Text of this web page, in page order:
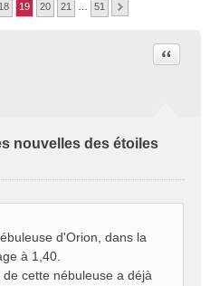
18 19 20 21 51
nouvelles des étoiles
Citer
d'Orion, dans la
à 1,40.
cette nébuleuse a déjà